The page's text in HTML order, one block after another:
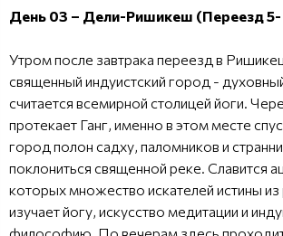
День 03 – Дели-Ришикеш (Переезд 5-
Утром после завтрака переезд в
священный индуистский город -
считается всемирной столицей йоги.
протекает Ганг, именно в этом месте
город полон садху, паломников и
поклониться священной реке. Славится
которых множество искателей истины из
изучает йогу, искусство медитации и
философию. По вечерам здесь